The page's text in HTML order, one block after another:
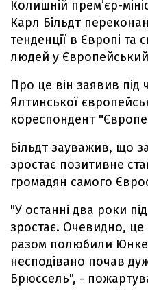
Колишній прем’єр-
Карл Більдт
тенденції в Європі та
людей у
Про це він заявив під
Ялтинської
кореспондент
Більдт зауважив, що
зростає позитивне
громадян самого
"У останні два роки
зростає. Очевидно,
разом полюбили
несподівано почав
Брюссель", -